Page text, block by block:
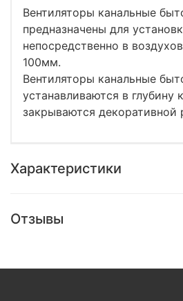
Вентиляторы канальные
предназначены для
непосредственно в
100мм.
Вентиляторы канальные
устанавливаются в глубину
закрываются декоративной
Характеристики
Отзывы